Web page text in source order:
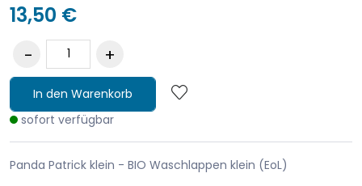
13,50 €
In den Warenkorb
sofort verfügbar
Panda Patrick klein - BIO Waschlappen klein (EoL)